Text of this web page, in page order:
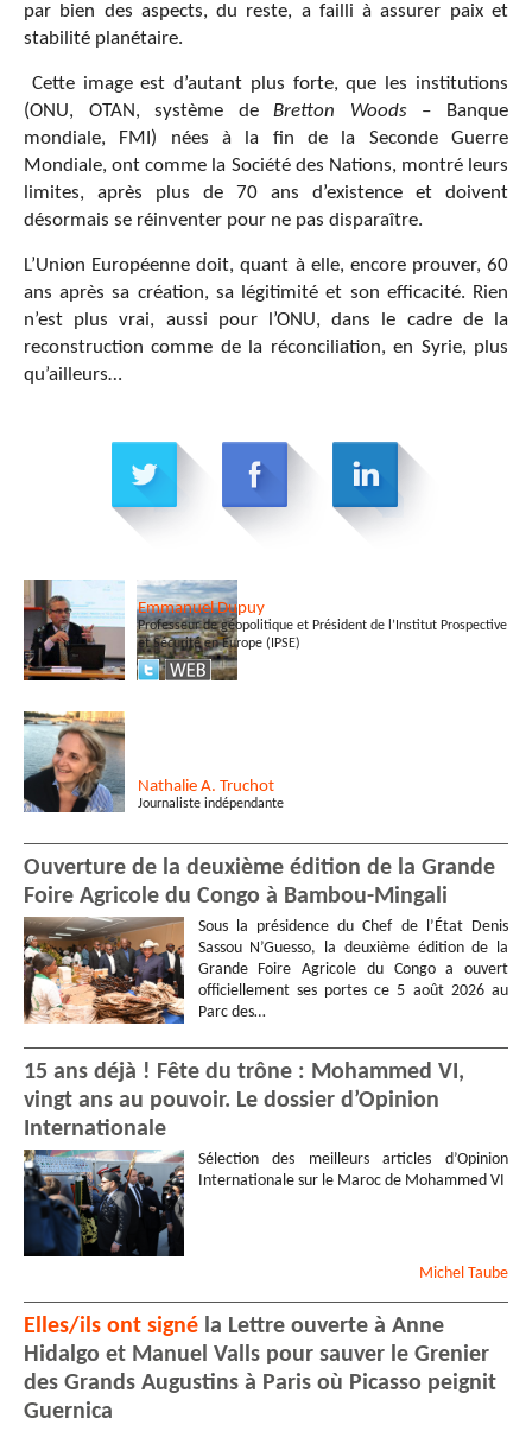
par bien des aspects, du reste, a failli à assurer paix et
stabilité planétaire.
Cette image est d’autant plus forte, que les institutions
(ONU, OTAN, système deBretton Woods– Banque
mondiale, FMI) nées à la fin de la Seconde Guerre
Mondiale, ont comme la Société des Nations, montré leurs
limites, après plus de 70 ans d’existence et doivent
désormais se réinventer pour ne pas disparaître.
L’Union Européenne doit, quant à elle, encore prouver, 60
ans après sa création, sa légitimité et son efficacité. Rien
n’est plus vrai, aussi pour l’ONU, dans le cadre de la
reconstruction comme de la réconciliation, en Syrie, plus
qu’ailleurs…
EmmanuelDupuy
Professeur de géopolitique et Président de l’Institut Prospective
et Sécurité en Europe (IPSE)
Nathalie A. Truchot
Journaliste indépendante
Ouverture de la deuxième édition de la Grande
Foire Agricole du Congo à Bambou-Mingali
Sous la présidence du Chef de l’État Denis
Sassou N’Guesso, la deuxième édition de la
Grande Foire Agricole du Congo a ouvert
officiellement ses portes ce 5 août 2026 au
Parc des…
15 ans déjà ! Fête du trône : Mohammed VI,
vingt ans au pouvoir. Le dossier d’Opinion
Internationale
Sélection des meilleurs articles d’Opinion
Internationale sur le Maroc de Mohammed VI
Michel Taube
Elles/ils ont signé la Lettre ouverte à Anne
Hidalgo et Manuel Valls pour sauver le Grenier
des Grands Augustins à Paris où Picasso peignit
Guernica